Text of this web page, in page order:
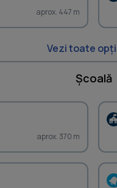
aprox. 447 m
Vezi toate
Școală
aprox. 370 m